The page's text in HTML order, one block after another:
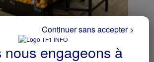
Reprise supérette VIVAL
Bordes - 64510
nous engageons à
Continuer sans accepter >